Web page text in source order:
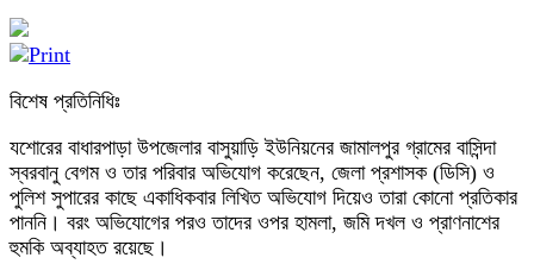
বিশেষ প্রতিনিধিঃ
যশোরের বাধারপাড়া উপজেলার বাসুয়াড়ি ইউনিয়নের জামালপুর গ্রামের বাসিন্দা
স্বরবানু বেগম ও তার পরিবার অভিযোগ করেছেন, জেলা প্রশাসক (ডিসি) ও
পুলিশ সুপারের কাছে একাধিকবার লিখিত অভিযোগ দিয়েও তারা কোনো প্রতিকার
পাননি। বরং অভিযোগের পরও তাদের ওপর হামলা, জমি দখল ও প্রাণনাশের
হুমকি অব্যাহত রয়েছে।